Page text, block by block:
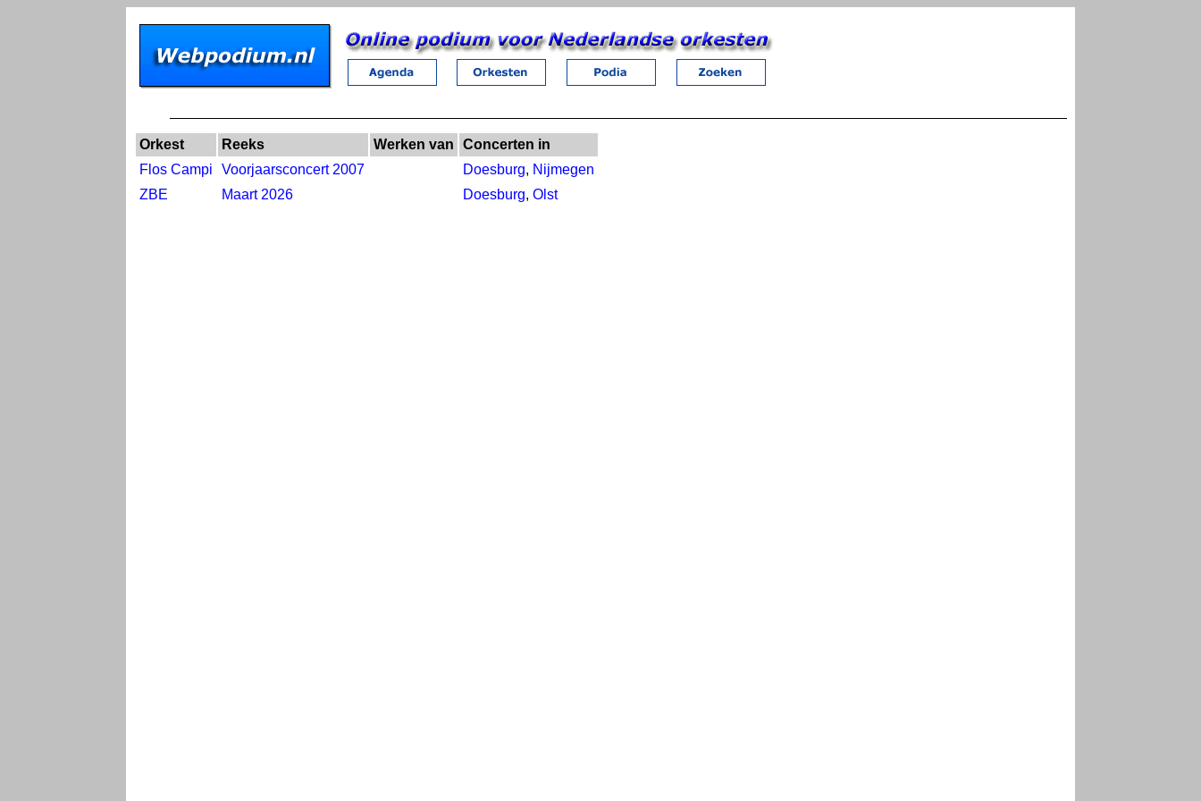
Orkest Reeks Werken van
Concerten in
Flos Campi
Voorjaarsconcert 2007 Doesburg, Nijmegen
ZBE
Maart 2026 Doesburg, Olst